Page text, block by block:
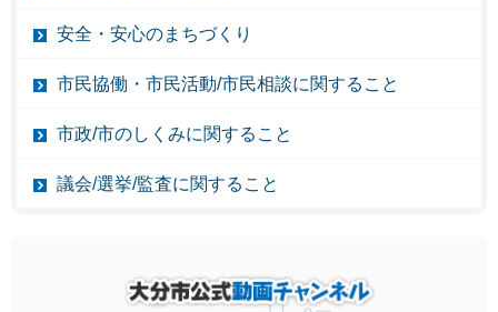
安全・安心のまちづくり
市民協働・市民活動/市民相談に関すること
市政/市のしくみに関すること
議会/選挙/監査に関すること